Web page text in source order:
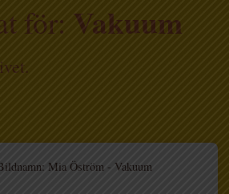
för: Vakuum
Mia Öström - Vakuum